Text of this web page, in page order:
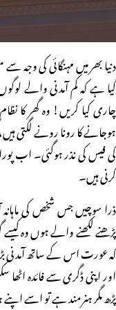
دنیا بھر میں مہنگائی کی وجہ
گیا ہے کہ کم آمدنی والے
چاری کیا کریں! وہ گھر کا
ہوجانے کا رونا رونے لگتی
کی فیس کی نذر ہوگئی۔ اب
کرنی ہیں۔
ذرا سوچیں جس شخص کی
پڑھنے لکھنے والے ہوں وہ
کہ عورت اس کے ساتھ آمدنی
اور اپنی ڈگری سے فائدہ
پڑھ مگر ہنرمند ہے تو اسے